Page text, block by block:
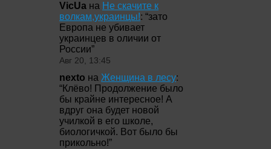
VicUa на Не скачите к
волкам,украинцы!: “зато
Европа не убивает
украинцев в оличии от
России”
Авг 20, 13:45
nexto на Женщина в лесу:
“Клёво! Продолжение было
бы крайне интересное! А
вдруг она будет новой
училкой в его школе,
биологичкой. Вот было бы
прикольно!”